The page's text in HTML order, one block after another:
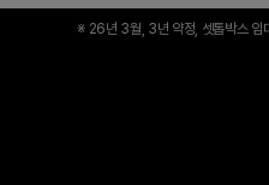
※ 26년 3월, 3년 약정, 셋톱박스 임